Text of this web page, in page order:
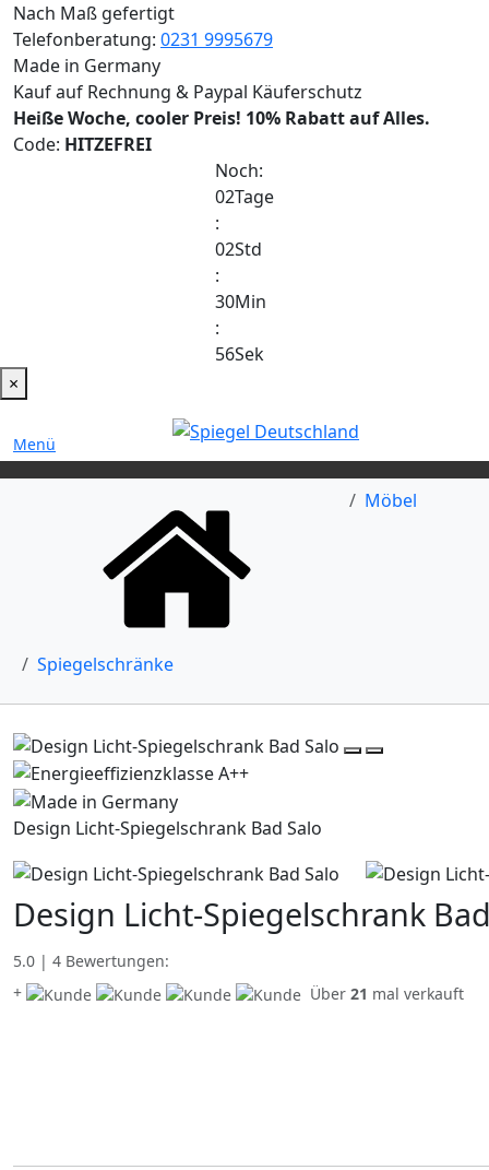
Nach Maß gefertigt
Telefonberatung: 0231 9995679
Made in Germany
Kauf auf Rechnung & Paypal Käuferschutz
Heiße Woche, cooler Preis! 10% Rabatt auf Alles.
Code: HITZEFREI
Noch:
02Tage
:
02Std
:
30Min
:
55Sek
×
Menü
Möbel
Spiegelschränke
Design Licht-Spiegelschrank Bad Salo
Design Licht-Spiegelschrank
5.0 | 4 Bewertungen:
+
Über 21 mal verkauft